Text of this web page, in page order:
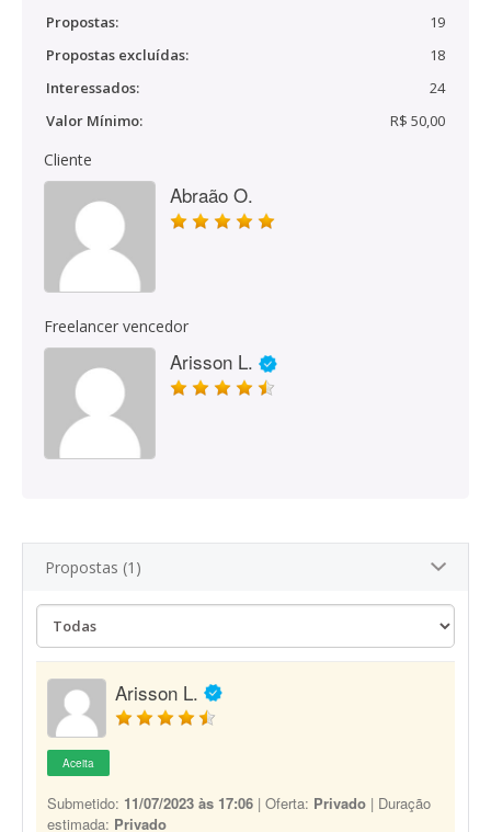
Propostas:
19
Propostas excluídas:
18
Interessados:
24
Valor Mínimo:
R$ 50,00
Cliente
Abraão O.
Freelancer vencedor
Arisson L.
Propostas (1)
Arisson L.
Aceita
Submetido: 11/07/2023 às 17:06 | Oferta: Privado | Duração
estimada: Privado